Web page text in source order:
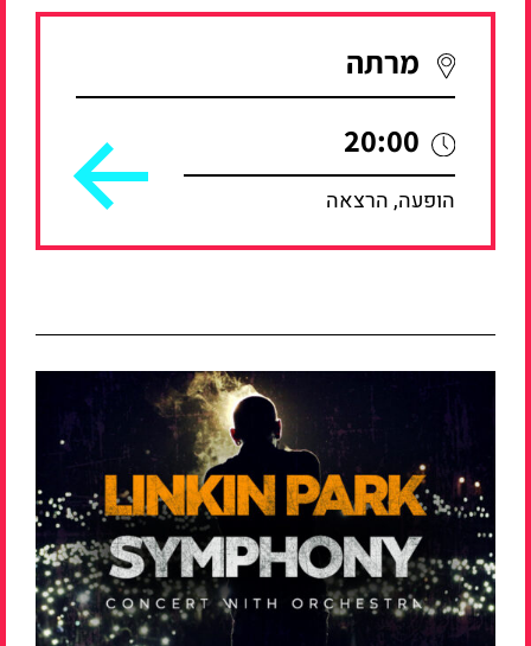
מרתה
20:00
הופעה, הרצאה